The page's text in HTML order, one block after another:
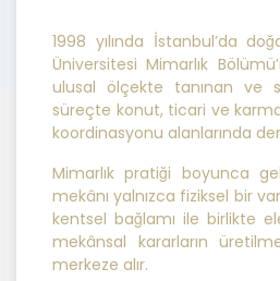
1998 yılında İstanbul’da
Üniversitesi Mimarlık
ulusal ölçekte tanınan ve
süreçte konut, ticari ve
koordinasyonu alanlarında
Mimarlık pratiği boyunca
mekânı yalnızca fiziksel bir
kentsel bağlamı ile birlikte
mekânsal kararların
merkeze alır.